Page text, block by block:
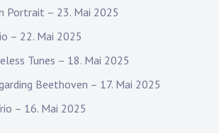
Portrait – 23. Mai 2025
– 22. Mai 2025
Tunes – 18. Mai 2025
Beethoven – 17. Mai 2025
– 16. Mai 2025